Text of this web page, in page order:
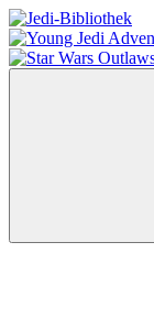
Zum
Inhalt
springen
Jedi-
Bibliothek
Das
Portal